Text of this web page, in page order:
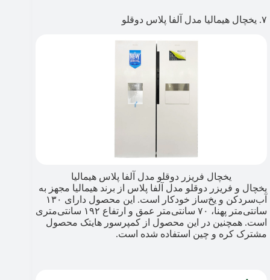
۷. یخچال هیمالیا مدل آلفا پلاس دوقلو
یخچال فریزر دوقلو مدل آلفا پلاس هیمالیا
یخچال و فریزر دوقلو مدل آلفا پلاس از برند هیمالیا مجهز به
آب‌سردکن و یخ‌ساز خودکار است. این محصول دارای ۱۳۰
سانتی‌متر پهنا، ۷۰ سانتی‌متر عمق و ارتفاع ۱۹۲ سانتی‌متری
است. همچنین در این محصول از کمپرسور هایتک محصول
مشترک کره و چین استفاده شده است.